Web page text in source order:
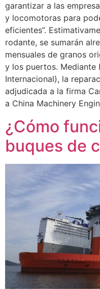
garantizar a las
y locomotoras para
eficientes”.
rodante, se sumarán
mensuales de granos
y los puertos. Mediante
Internacional), la
adjudicada a la firma
a China Machinery
¿Cómo
buques de